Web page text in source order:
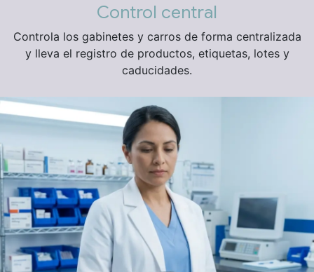
Control central
Controla los gabinetes y carros de forma centralizada
y lleva el registro de productos, etiquetas, lotes y
caducidades.